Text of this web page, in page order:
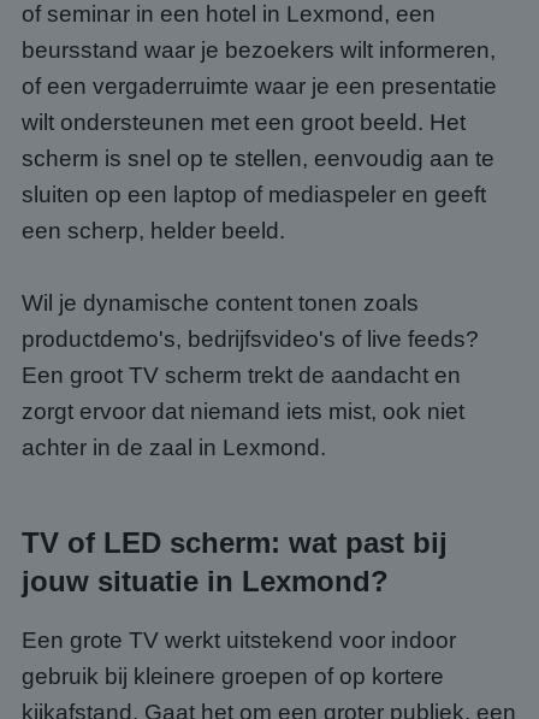
of seminar in een hotel in Lexmond, een
beursstand waar je bezoekers wilt informeren,
of een vergaderruimte waar je een presentatie
wilt ondersteunen met een groot beeld. Het
scherm is snel op te stellen, eenvoudig aan te
sluiten op een laptop of mediaspeler en geeft
een scherp, helder beeld.
Wil je dynamische content tonen zoals
productdemo's, bedrijfsvideo's of live feeds?
Een groot TV scherm trekt de aandacht en
zorgt ervoor dat niemand iets mist, ook niet
achter in de zaal in Lexmond.
TV of LED scherm: wat past bij
jouw situatie in Lexmond?
Een grote TV werkt uitstekend voor indoor
gebruik bij kleinere groepen of op kortere
kijkafstand. Gaat het om een groter publiek, een